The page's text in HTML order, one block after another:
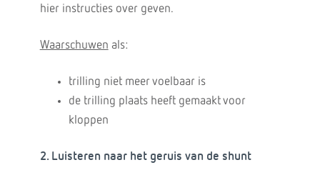
hier instructies over geven.
Waarschuwen als:
trilling niet meer voelbaar is
de trilling plaats heeft gemaakt voor
kloppen
2. Luisteren naar het geruis van de shunt